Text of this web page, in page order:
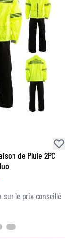
de Pluie 2PC
sur le prix conseillé